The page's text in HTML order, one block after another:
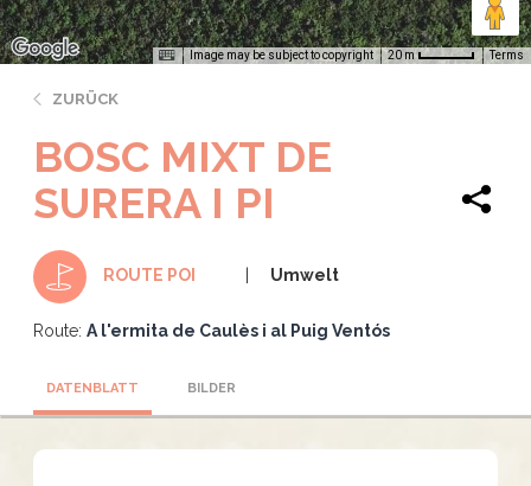
Image may be subject to copyright 20 m Terms
ZURÜCK
BOSC MIXT DE
SURERA I PI
ROUTE POI Umwelt
Route: A l'ermita de Caulès i al Puig Ventós
DATENBLATT BILDER